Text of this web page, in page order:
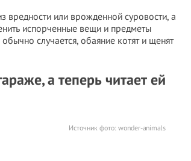
вредности или врожденной суровости, а
испорченные вещи и предметы
случается, обаяние котят и щенят
а теперь читает ей
Источник фото: wonder-animals